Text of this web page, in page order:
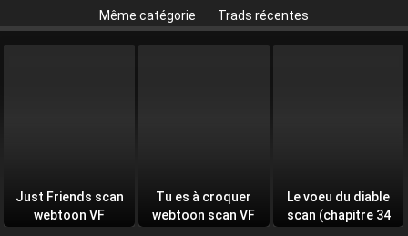
Même catégorie Trads récentes
Just Friends scan
webtoon VF
Tu es à croquer
webtoon scan VF
Le voeu du diable
scan (chapitre 34